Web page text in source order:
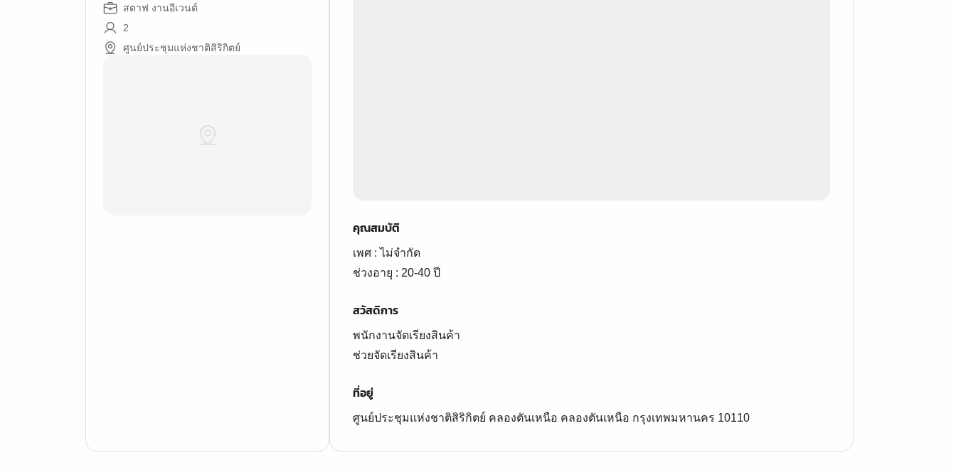
สตาฟ งานอีเวนต์
2
ศูนย์ประชุมแห่งชาติสิริกิตย์
คุณสมบัติ
เพศ : ไม่จำกัด
ช่วงอายุ : 20-40 ปี
สวัสดิการ
พนักงานจัดเรียงสินค้า
ช่วยจัดเรียงสินค้า
ที่อยู่
ศูนย์ประชุมแห่งชาติสิริกิตย์ คลองตันเหนือ คลองตันเหนือ กรุงเทพมหานคร 10110